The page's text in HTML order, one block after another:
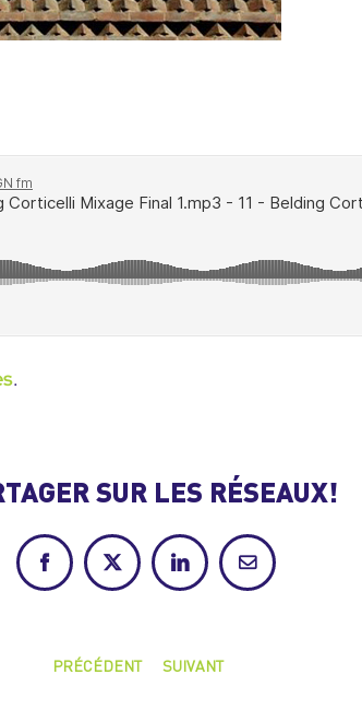
.
SUR LES RÉSEAUX!
FacebookX LinkedInCourriel
PRÉCÉDENT SUIVANT